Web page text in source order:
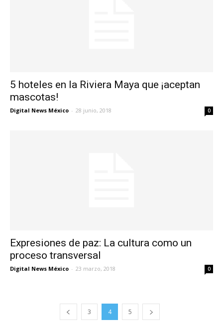
5 hoteles en la Riviera Maya que ¡aceptan
mascotas!
Digital News México - 28 junio, 2018 0
Expresiones de paz: La cultura como un
proceso transversal
Digital News México - 23 marzo, 2018 0
3 4 5